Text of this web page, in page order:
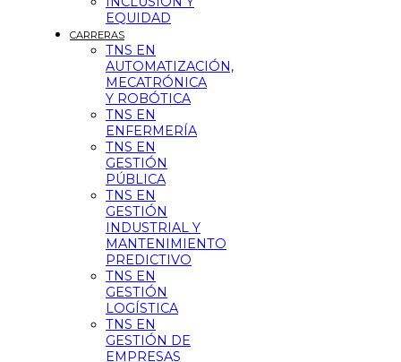
EQUIDAD
CARRERAS
TNS EN
AUTOMATIZACIÓN,
MECATRÓNICA
Y ROBÓTICA
TNS EN
ENFERMERÍA
TNS EN
GESTIÓN
PÚBLICA
TNS EN
GESTIÓN
INDUSTRIAL Y
MANTENIMIENTO
PREDICTIVO
TNS EN
GESTIÓN
LOGÍSTICA
TNS EN
GESTIÓN DE
EMPRESAS